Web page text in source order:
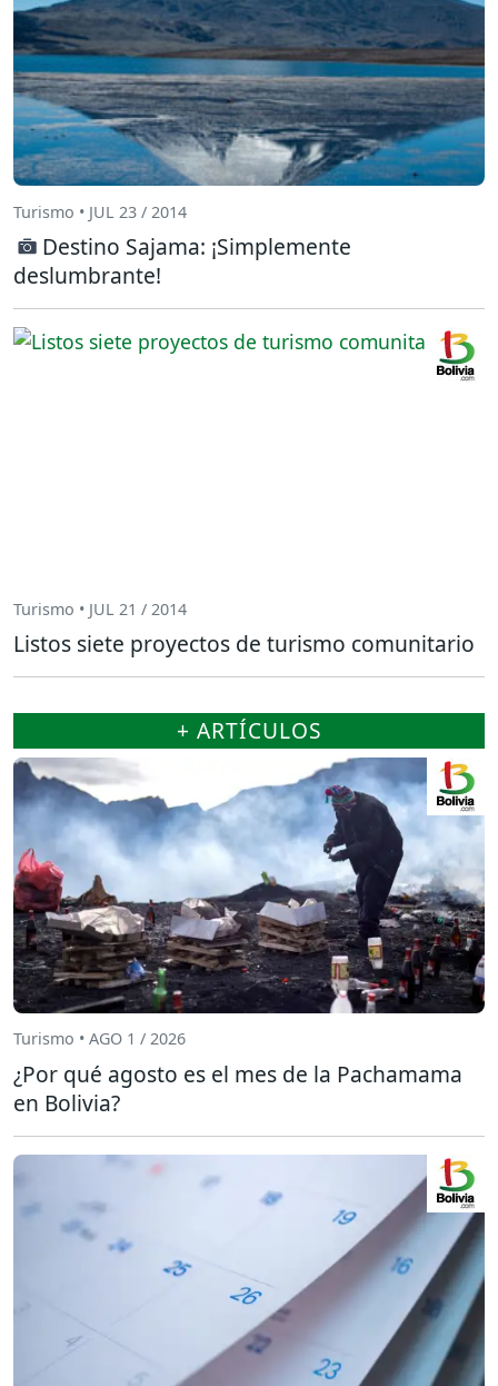
Turismo • JUL 23 / 2014
Destino Sajama: ¡Simplemente
deslumbrante!
Turismo • JUL 21 / 2014
Listos siete proyectos de turismo comunitario
+ ARTÍCULOS
Turismo • AGO 1 / 2026
¿Por qué agosto es el mes de la Pachamama
en Bolivia?